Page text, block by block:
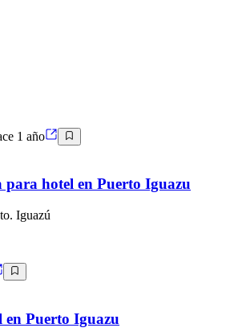
1 año
para hotel en Puerto Iguazu
Iguazú
en Puerto Iguazu